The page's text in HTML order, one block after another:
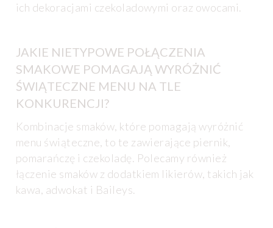
ich dekoracjami czekoladowymi oraz owocami.
JAKIE NIETYPOWE POŁĄCZENIA
SMAKOWE POMAGAJĄ WYRÓŻNIĆ
ŚWIĄTECZNE MENU NA TLE
KONKURENCJI?
Kombinacje smaków, które pomagają wyróżnić
menu świąteczne, to te zawierające piernik,
pomarańczę i czekoladę. Polecamy również
łączenie smaków z dodatkiem likierów, takich jak
kawa, adwokat i Baileys.